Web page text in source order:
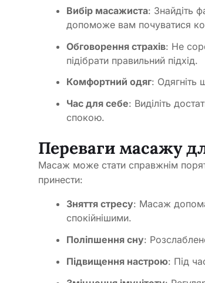
Вибір масажиста: Знайдіть
допоможе вам почуватися
Обговорення страхів: Не
підібрати правильний підхід.
Комфортний одяг: Одягніть
Час для себе: Виділіть
спокою.
Переваги масажу
Масаж може стати справжнім
принести:
Зняття стресу: Масаж
спокійнішими.
Поліпшення сну:
Підвищення настрою: Під